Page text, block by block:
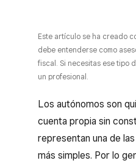
Este artículo se ha creado
debe entenderse como
fiscal. Si necesitas ese tipo
un profesional.
Los autónomos son
cuenta propia sin
representan una de
más simples. Por lo